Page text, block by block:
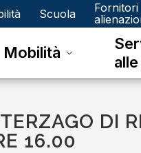
Scuola
Fornitori
Mobilità
DI
16.00